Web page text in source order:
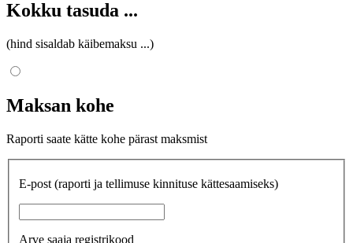
Kokku tasuda ...
(hind sisaldab käibemaksu ...)
Maksan kohe
Raporti saate kätte kohe pärast maksmist
E-post (raporti ja tellimuse kinnituse kättesaamiseks)
Arve saaja registrikood